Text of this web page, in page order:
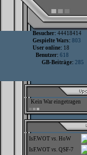
Besucher: 44418414
Gespielte Wars: 803
User online: 18
Benutzer: 618
GB-Beiträge: 285
Kein War eingetragen
IsF.WOT vs. HoW
IsF.WOT vs. QSF-7